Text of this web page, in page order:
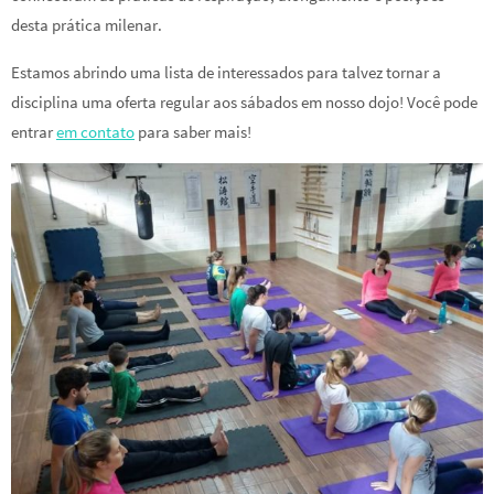
desta prática milenar.
Estamos abrindo uma lista de interessados para talvez tornar a
disciplina uma oferta regular aos sábados em nosso dojo! Você pode
entrarem contato para saber mais!